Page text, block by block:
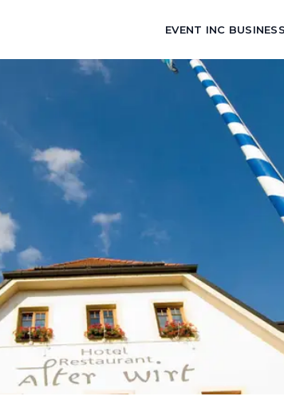
EVENT INC BUSINESS